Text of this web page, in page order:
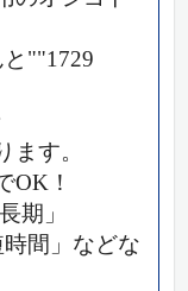
""1729
す。
OK！
期」
時間」などな